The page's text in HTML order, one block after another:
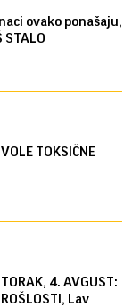
ovako ponašaju,
STALO
TOKSIČNE
4. AVGUST:
Lav